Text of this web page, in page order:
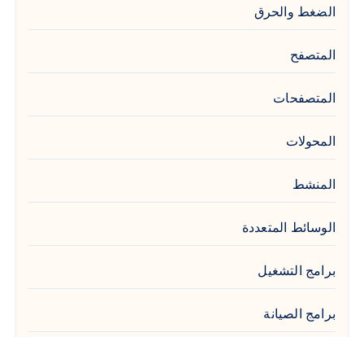
الضغط والحرق
المتصفح
المتصفحات
المحولات
المنشط
الوسائط المتعددة
برامج التشغيل
برامج الصيانة